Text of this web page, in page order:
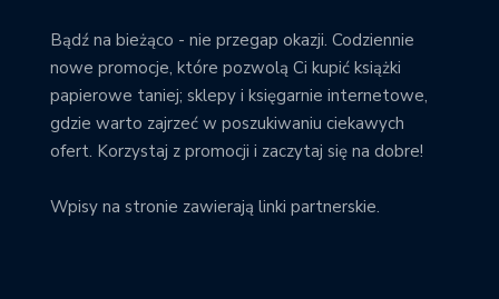
Bądź na bieżąco - nie przegap okazji. Codziennie
nowe promocje, które pozwolą Ci kupić książki
papierowe taniej; sklepy i księgarnie internetowe,
gdzie warto zajrzeć w poszukiwaniu ciekawych
ofert. Korzystaj z promocji i zaczytaj się na dobre!
Wpisy na stronie zawierają linki partnerskie.